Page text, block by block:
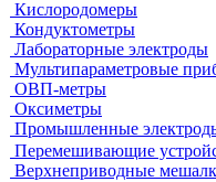
Термометры
Титраторы
Ультразвуковые ванны и
Устройства для сушки
Холодильники
Шкафы
Штативы лабораторные